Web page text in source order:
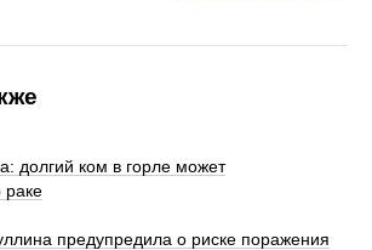
долгий ком в горле может
раке
предупредила о риске поражения